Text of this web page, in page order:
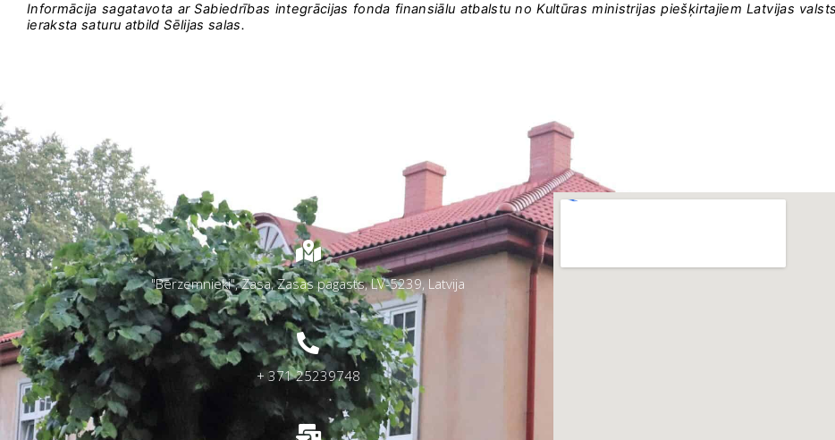
Informācija sagatavota ar Sabiedrības integrācijas fonda finansiālu atbalstu no Kultūras ministrijas piešķirtajiem Latvijas
ieraksta saturu atbild Sēlijas salas.
"Bērzemnieki", Zasa, Zasas pagasts, LV-5239, Latvija
+ 371 25239748